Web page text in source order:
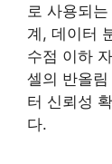
로 사용되
계, 데이터
수점 이하
셀의 반올
터 신뢰성
다.